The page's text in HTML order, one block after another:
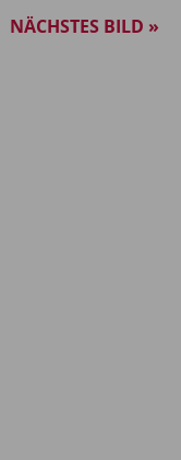
NÄCHSTES BILD »